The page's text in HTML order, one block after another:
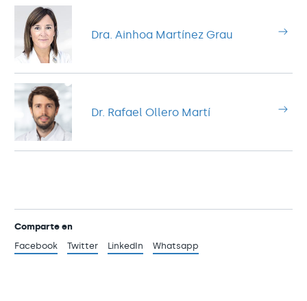
Dra. Ainhoa Martínez Grau
Dr. Rafael Ollero Martí
Comparte en
Facebook
Twitter LinkedIn Whatsapp